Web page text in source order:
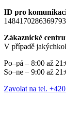
ID pro
Zákaznické
V případě
Po–pá – 8:00 až
So–ne – 9:00 až
Zavolat na tel.